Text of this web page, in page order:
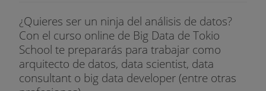
¿Quieres ser un ninja del análisis de datos?
Con el curso online de Big Data de Tokio
School te prepararás para trabajar como
arquitecto de datos, data scientist, data
consultant o big data developer (entre otras